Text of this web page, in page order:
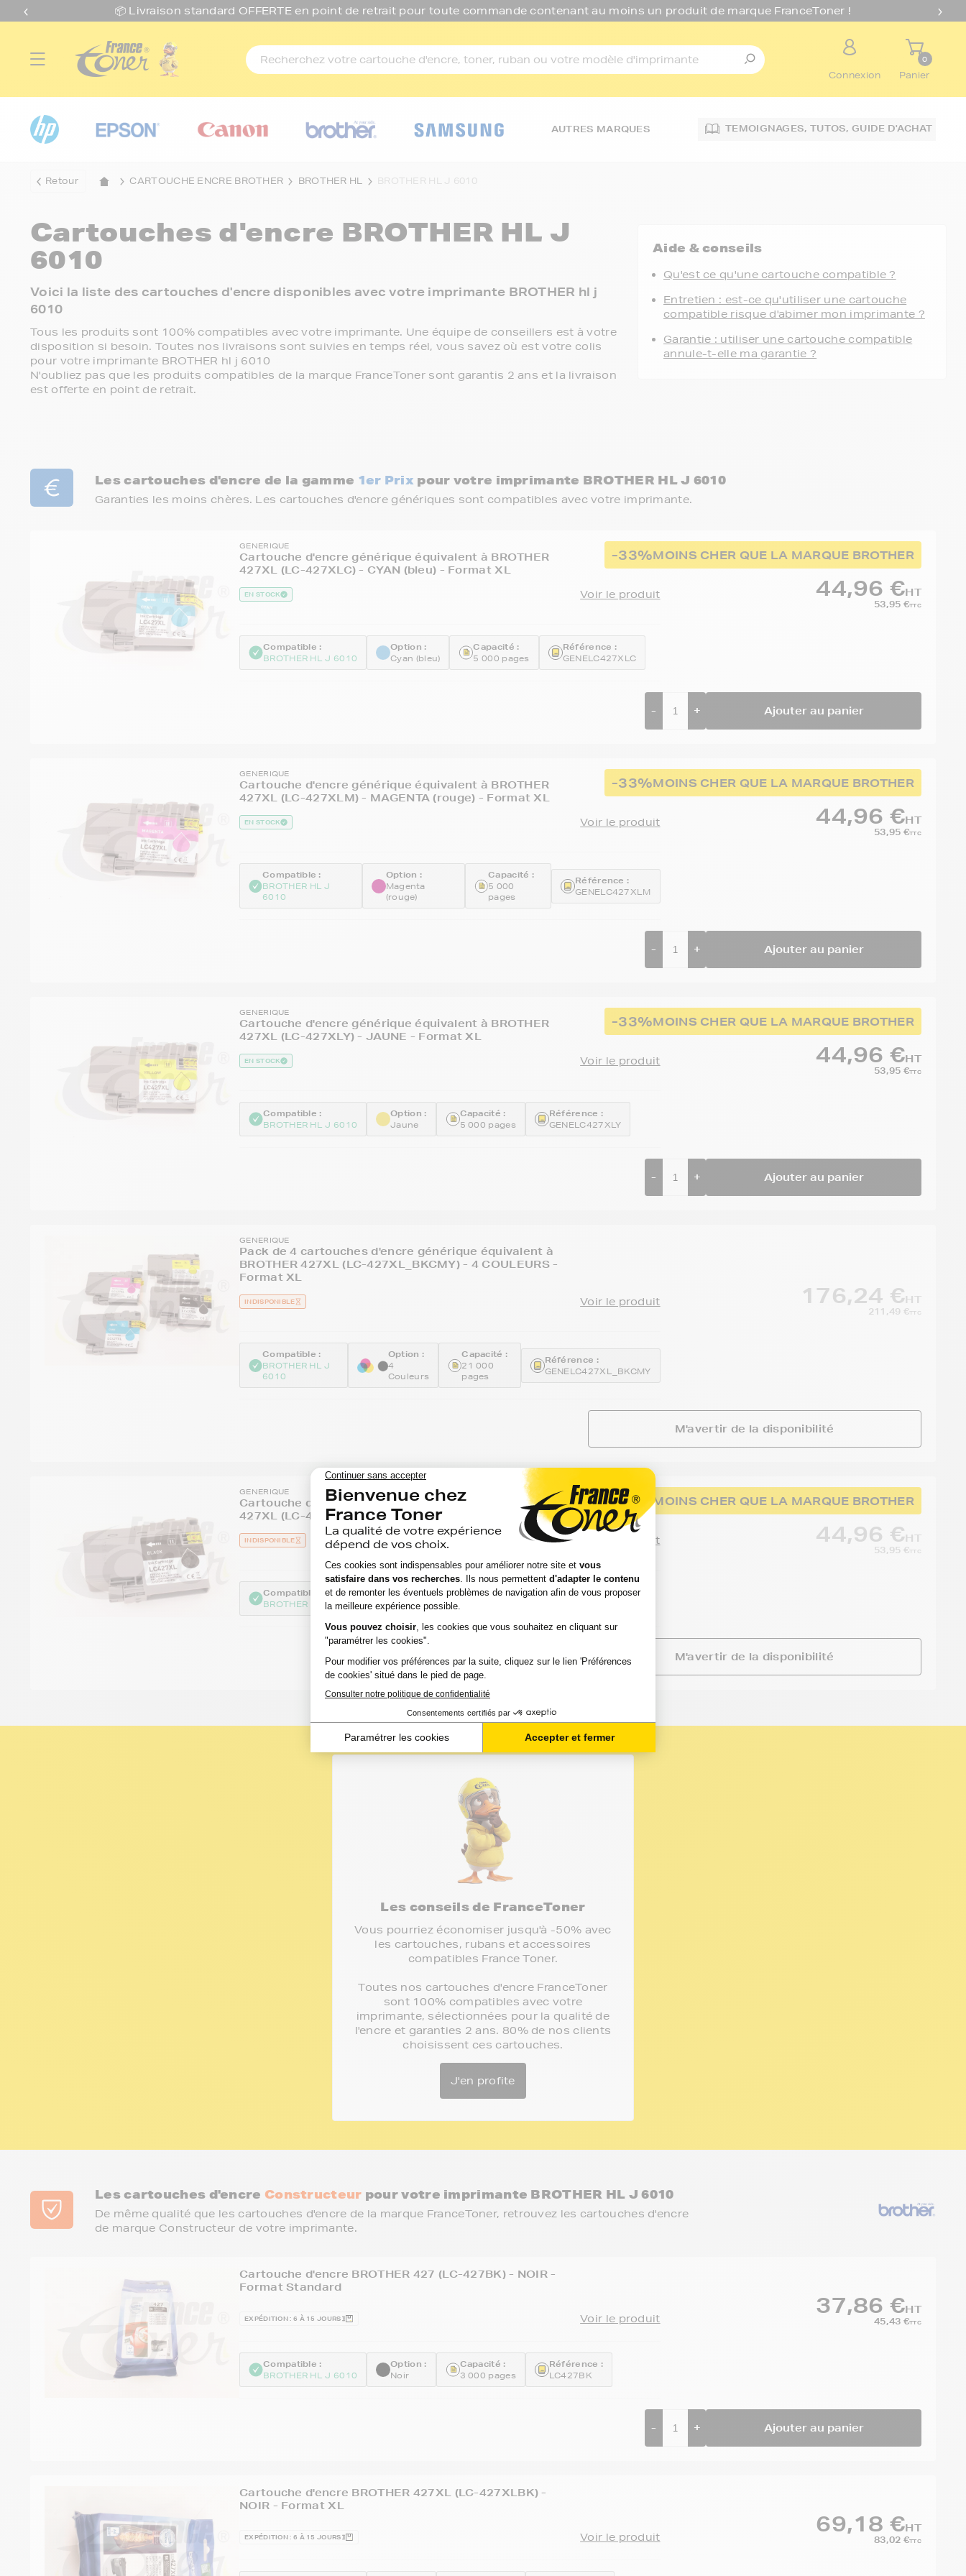
📦 Livraison standard OFFERTE en point de retrait pour toute commande contenant au moins un produit de marque FranceToner !
Connexion
0
Panier
AUTRES MARQUES TEMOIGNAGES, TUTOS,GUIDE D'ACHAT
Retour CARTOUCHE ENCRE BROTHER BROTHER HL BROTHER HL J 6010
Cartouches d'encre BROTHER HL J
6010
Voici la liste des cartouches d'encre disponibles avec votre imprimante BROTHER hl j
6010
Tous les produits sont 100% compatibles avec votre imprimante. Une équipe de conseillers est à votre
disposition si besoin. Toutes nos livraisons sont suivies en temps réel, vous savez où est votre colis
pour votre imprimante BROTHER hl j 6010
N'oubliez pas que les produits compatibles de la marque FranceToner sont garantis 2 ans et la livraison
est offerte en point de retrait.
Aide & conseils
Qu'est ce qu'une cartouche compatible ?
Entretien : est-ce qu'utiliser une cartouche
compatible risque d'abimer mon imprimante ?
Garantie : utiliser une cartouche compatible
annule-t-elle ma garantie ?
Les cartouches d'encre de la gamme 1er Prix pour votre imprimante BROTHER HL J 6010
Garanties les moins chères. Les cartouches d'encre génériques sont compatibles avec votre imprimante.
-33%MOINS CHER QUE LA MARQUE BROTHER
GENERIQUE
Cartouche d'encre générique équivalent à BROTHER
427XL (LC-427XLC) - CYAN (bleu) - Format XL
EN STOCK Voir le produit
Compatible :
BROTHER HL J 6010
Option :
Cyan (bleu)
Capacité :
5 000 pages
Référence :
GENELC427XLC
44,96 €HT
53,95 €TTC
- + Ajouter au panier
-33%MOINS CHER QUE LA MARQUE BROTHER
GENERIQUE
Cartouche d'encre générique équivalent à BROTHER
427XL (LC-427XLM) - MAGENTA (rouge) - Format XL
EN STOCK Voir le produit
Compatible :
BROTHER HL J
6010
Option :
Magenta
(rouge)
Capacité :
5 000
pages
Référence :
GENELC427XLM
44,96 €HT
53,95 €TTC
- + Ajouter au panier
-33%MOINS CHER QUE LA MARQUE BROTHER
GENERIQUE
Cartouche d'encre générique équivalent à BROTHER
427XL (LC-427XLY) - JAUNE - Format XL
EN STOCK Voir le produit
Compatible :
BROTHER HL J 6010
Option :
Jaune
Capacité :
5 000 pages
Référence :
GENELC427XLY
44,96 €HT
53,95 €TTC
- + Ajouter au panier
GENERIQUE
Pack de 4 cartouches d'encre générique équivalent à
BROTHER 427XL (LC-427XL_BKCMY) - 4 COULEURS -
Format XL
INDISPONIBLE Voir le produit
Compatible :
BROTHER HL J
6010
Option :
4
Couleurs
Capacité :
21 000
pages
Référence :
GENELC427XL_BKCMY
176,24 €HT
211,49 €TTC
M'avertir de la disponibilité
-35%MOINS CHER QUE LA MARQUE BROTHER
GENERIQUE
Cartouche d'encre générique équivalent à BROTHER
427XL (LC-427XLBK) - NOIR - Format XL
INDISPONIBLE Voir le produit
Compatible :
BROTHER HL J 6010
Option :
Noir
Capacité : Référence :
44,96 €HT
53,95 €TTC
M'avertir de la disponibilité
Les conseils de FranceToner
Vous pourriez économiser jusqu'à -50% avec
les cartouches, rubans et accessoires
compatibles France Toner.
Toutes nos cartouches d'encre FranceToner
sont 100% compatibles avec votre
imprimante, sélectionnées pour la qualité de
l'encre et garanties 2 ans. 80% de nos clients
choisissent ces cartouches.
J'en profite
Les cartouches d'encre Constructeur pour votre imprimante BROTHER HL J 6010
De même qualité que les cartouches d'encre de la marque FranceToner, retrouvez les cartouches d'encre
de marque Constructeur de votre imprimante.
Cartouche d'encre BROTHER 427 (LC-427BK) - NOIR -
Format Standard
EXPÉDITION : 6 À 15 JOURS Voir le produit
Compatible :
BROTHER HL J 6010
Option :
Noir
Capacité :
3 000 pages
Référence :
LC427BK
37,86 €HT
45,43 €TTC
- + Ajouter au panier
Cartouche d'encre BROTHER 427XL (LC-427XLBK) -
NOIR - Format XL
EXPÉDITION : 6 À 15 JOURS Voir le produit
69,18 €HT
83,02 €TTC